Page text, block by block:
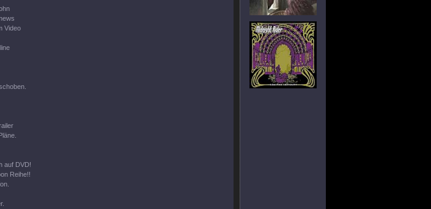
Video
auf DVD!
Reihe!!